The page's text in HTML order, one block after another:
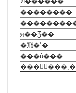
��������
ԭ��Ʒ��
�⾶�ߴ�
���û���